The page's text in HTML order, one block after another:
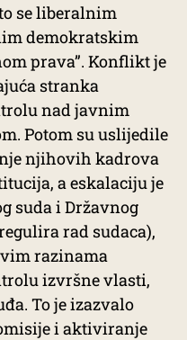
se liberalnim
demokratskim
prava”. Konflikt je
stranka
nad javnim
Potom su uslijedile
njihovih kadrova
a eskalaciju je
suda i Državnog
rad sudaca),
razinama
izvršne vlasti,
To je izazvalo
i aktiviranje